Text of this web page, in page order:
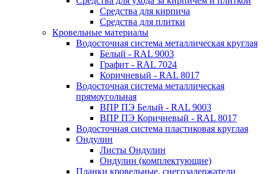
Средства для кирпича
Средства для плитки
Кровельные материалы
Водосточная система металлическая круглая
Белый - RAL 9003
Графит - RAL 7024
Коричневый - RAL 8017
Водосточная система металлическая
прямоугольная
ВПР ПЭ Белый - RAL 9003
ВПР ПЭ Коричневый - RAL 8017
Водосточная система пластиковая круглая
Ондулин
Листы Ондулин
Ондулин (комплектующие)
Планки кровельные, снегозадержатели